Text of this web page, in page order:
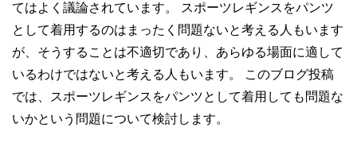
てはよく議論されています。 スポーツレギンスをパンツ
として着用するのはまったく問題ないと考える人もいます
が、そうすることは不適切であり、あらゆる場面に適して
いるわけではないと考える人もいます。 このブログ投稿
では、スポーツレギンスをパンツとして着用しても問題な
いかという問題について検討します。